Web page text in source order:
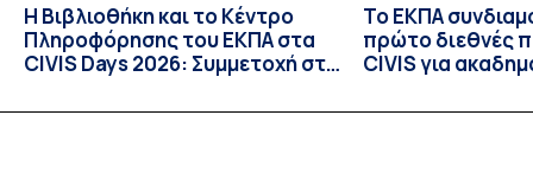
Η Βιβλιοθήκη και το Κέντρο
Πληροφόρησης του ΕΚΠΑ στα
CIVIS Days 2026: Συμμετοχή στη
των ακαδημαϊκών βιβλιοθηκών
Το ΕΚΠΑ
πρώτο διεθνές
CIVIS για